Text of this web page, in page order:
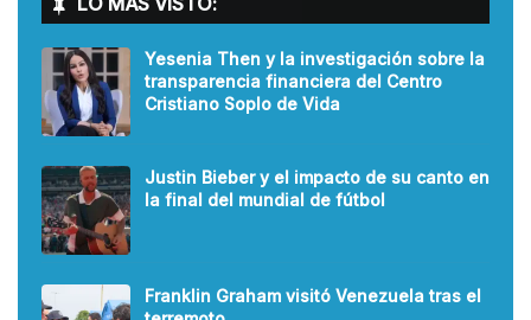
Yesenia Then y la investigación sobre la
transparencia financiera del Centro
Cristiano Soplo de Vida
Justin Bieber y el impacto de su canto en
la final del mundial de fútbol
Franklin Graham visitó Venezuela tras el